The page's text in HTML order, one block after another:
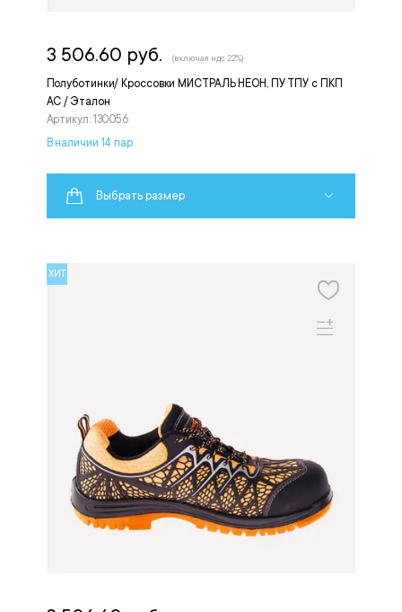
Полуботинки/ Кроссовки МИСТРАЛЬ НЕОН, ПУ ТПУ с ПКП
АС / Эталон
Артикул: 130056
3 506.60 руб. (включая ндс 22%)
В наличии 14 пар
Выбрать размер
ХИТ